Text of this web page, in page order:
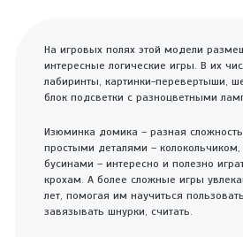
На игровых полях этой модели
интересные логические игры. В их
лабиринты, картинки-перевертыши,
блок подсветки с разноцветными
Изюминка домика – разная
простыми деталями –
бусинами – интересно и полезно
крохам. А более сложные игры
лет, помогая им научиться
завязывать шнурки, считать.